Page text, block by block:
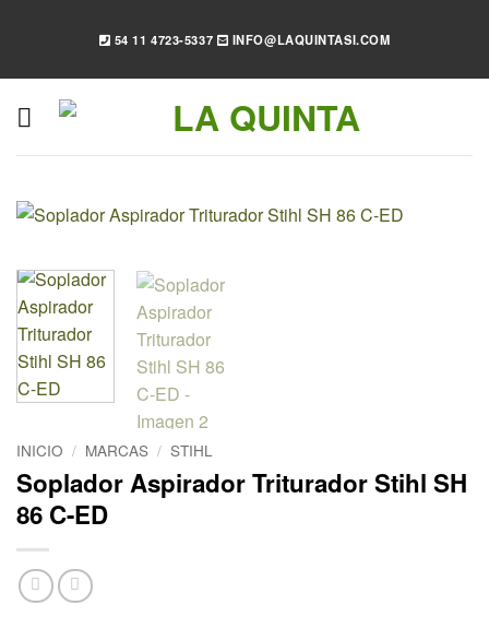
54 11 4723-5337 INFO@LAQUINTASI.COM
INICIO / MARCAS / STIHL
Soplador Aspirador Triturador Stihl SH
86 C-ED